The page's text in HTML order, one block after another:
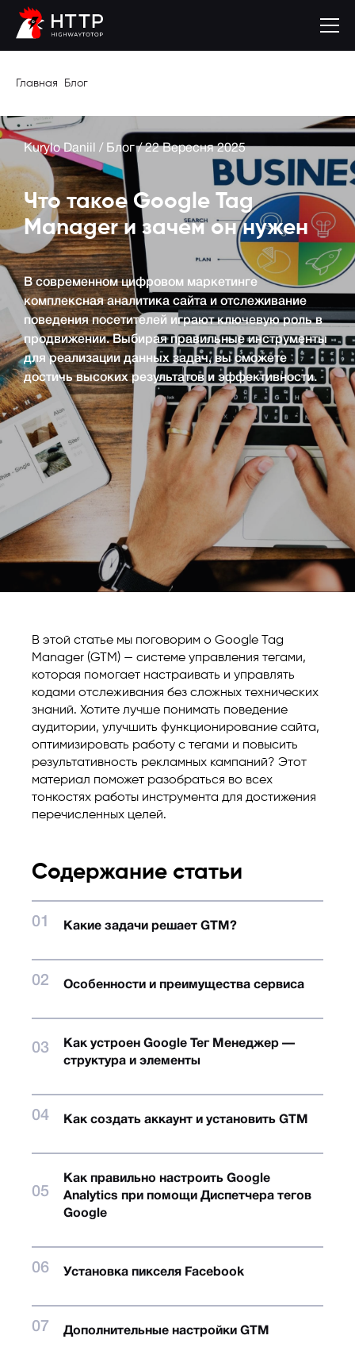
Главная Блог
Kurylo Daniil / Блог/ 22 Вересня 2025
Что такое Google Tag
Manager и зачем он нужен
В современном цифровом маркетинге
комплексная аналитика сайта и отслеживание
поведения посетителей играют ключевую роль в
продвижении. Выбирая правильные инструменты
для реализации данных задач, вы сможете
достичь высоких результатов и эффективности.
В этой статье мы поговорим о Google Tag
Manager (GTM) — системе управления тегами,
которая помогает настраивать и управлять
кодами отслеживания без сложных технических
знаний. Хотите лучше понимать поведение
аудитории, улучшить функционирование сайта,
оптимизировать работу с тегами и повысить
результативность рекламных кампаний? Этот
материал поможет разобраться во всех
тонкостях работы инструмента для достижения
перечисленных целей.
Содержание статьи
Какие задачи решает GTM?
Особенности и преимущества сервиса
Как устроен Google Тег Менеджер —
структура и элементы
Как создать аккаунт и установить GTM
Как правильно настроить Google
Analytics при помощи Диспетчера тегов
Google
Установка пикселя Facebook
Дополнительные настройки GTM